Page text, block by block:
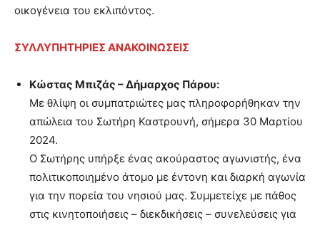
οικογένεια του εκλιπόντος.
ΣΥΛΛΥΠΗΤΗΡΙΕΣ ΑΝΑΚΟΙΝΩΣΕΙΣ
Κώστας Μπιζάς – Δήμαρχος Πάρου:
Με θλίψη οι συμπατριώτες μας πληροφορήθηκαν την
απώλεια του Σωτήρη Καστρουνή, σήμερα 30 Μαρτίου
2024.
Ο Σωτήρης υπήρξε ένας ακούραστος αγωνιστής, ένα
πολιτικοποιημένο άτομο με έντονη και διαρκή αγωνία
για την πορεία του νησιού μας. Συμμετείχε με πάθος
στις κινητοποιήσεις – διεκδικήσεις – συνελεύσεις για